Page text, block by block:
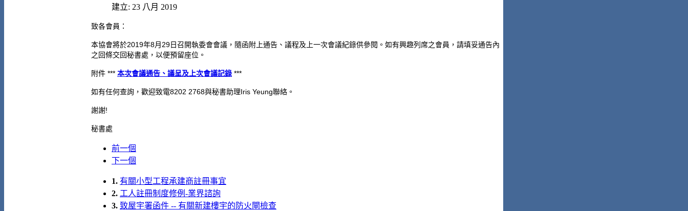
建立: 23 八月 2019
致各會員：
本協會將於2019年8月29日召開執委會會議，隨函附上通告、議程及上一次會議紀錄供參閱。如有興趣列席之會員，請填妥通告內
之回條交回秘書處，以便預留座位。
附件 *** 本次會議通告、議呈及上次會議記錄 ***
如有任何查詢，歡迎致電8202 2768與秘書助理Iris Yeung聯絡。
謝謝!
秘書處
前一個
下一個
1. 有關小型工程承建商註冊事宜
2. 工人註冊制度修例-業界諮詢
3. 致屋宇署函件 -- 有關新建樓宇的防火閘檢查